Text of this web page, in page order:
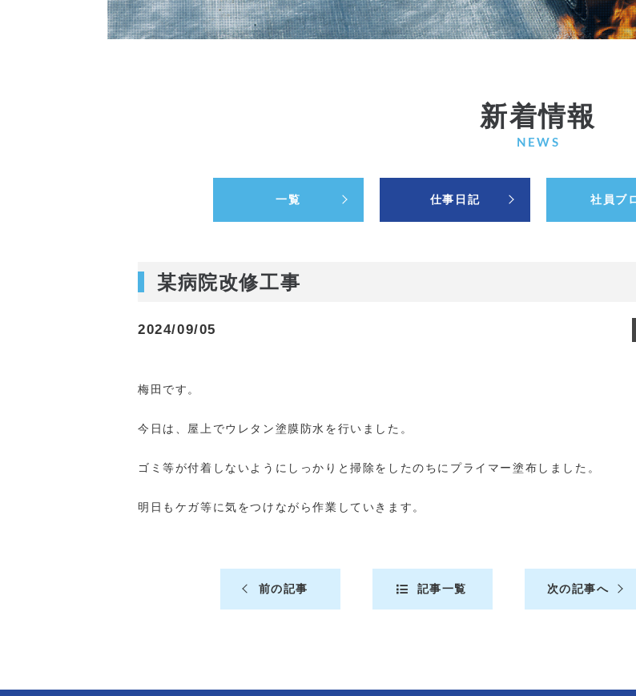
新着情報
NEWS
一覧 仕事日記 社員ブ
某病院改修工事
2024/09/05
梅田です。
今日は、屋上でウレタン塗膜防水を行いました。
ゴミ等が付着しないようにしっかりと掃除をしたのちにプライマー塗布しました。
明日もケガ等に気をつけながら作業していきます。
前の記事 記事一覧 次の記事へ